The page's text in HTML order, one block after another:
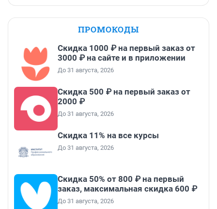
ПРОМОКОДЫ
Скидка 1000 ₽ на первый заказ от
3000 ₽ на сайте и в приложении
До 31 августа, 2026
Скидка 500 ₽ на первый заказ от
2000 ₽
До 31 августа, 2026
Скидка 11% на все курсы
До 31 августа, 2026
Скидка 50% от 800 ₽ на первый
заказ, максимальная скидка 600 ₽
До 31 августа, 2026